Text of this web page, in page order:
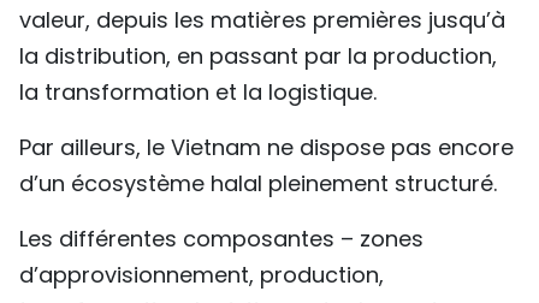
valeur, depuis les matières premières jusqu’à
la distribution, en passant par la production,
la transformation et la logistique.
Par ailleurs, le Vietnam ne dispose pas encore
d’un écosystème halal pleinement structuré.
Les différentes composantes – zones
d’approvisionnement, production,